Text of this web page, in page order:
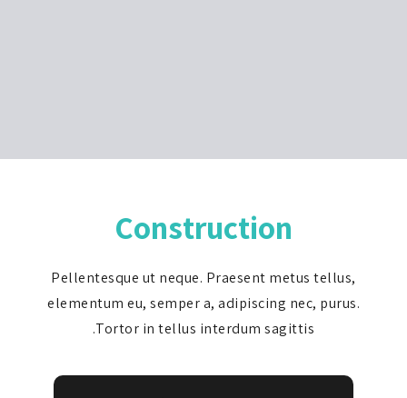
Construction
Pellentesque ut neque. Praesent metus
elementum eu, semper a, adipiscing nec,
Tortor in tellus interdum sagittis.